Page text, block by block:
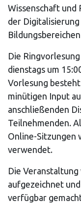
Wissenschaft und
der Digitalisierung
Die
dienstags um
Vorlesung besteht
minütigen Input
anschließenden
Teilnehmenden.
Online-Sitzungen
verwendet.
Die
aufgezeichnet
verfügbar